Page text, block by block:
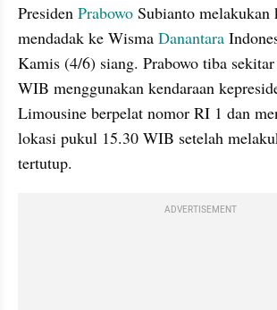
Presiden Prabowo Subianto melakukan
mendadak ke Wisma Danantara
Kamis (4/6) siang. Prabowo tiba
WIB menggunakan kendaraan
Limousine berpelat nomor RI 1 dan
lokasi pukul 15.30 WIB setelah
tertutup.
ADVERTISEMENT